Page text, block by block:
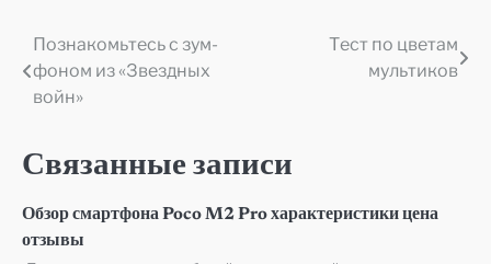
Навигация
по
Познакомьтесь с зум-
фоном из «Звездных
войн»
Тест по цветам
мультиков
Связанные записи
Обзор смартфона Poco M2 Pro характеристики цена
отзывы